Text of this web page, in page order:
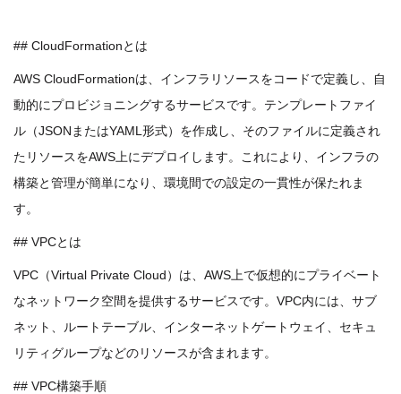
## CloudFormationとは
AWS CloudFormationは、インフラリソースをコードで定義し、自
動的にプロビジョニングするサービスです。テンプレートファイ
ル（JSONまたはYAML形式）を作成し、そのファイルに定義され
たリソースをAWS上にデプロイします。これにより、インフラの
構築と管理が簡単になり、環境間での設定の一貫性が保たれま
す。
## VPCとは
VPC（Virtual Private Cloud）は、AWS上で仮想的にプライベート
なネットワーク空間を提供するサービスです。VPC内には、サブ
ネット、ルートテーブル、インターネットゲートウェイ、セキュ
リティグループなどのリソースが含まれます。
## VPC構築手順